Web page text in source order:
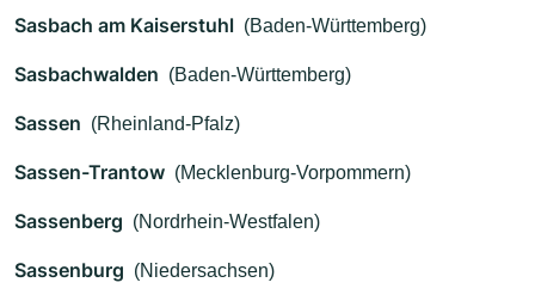
Sasbach am Kaiserstuhl (Baden-Württemberg)
Sasbachwalden (Baden-Württemberg)
Sassen (Rheinland-Pfalz)
Sassen-Trantow (Mecklenburg-Vorpommern)
Sassenberg (Nordrhein-Westfalen)
Sassenburg (Niedersachsen)